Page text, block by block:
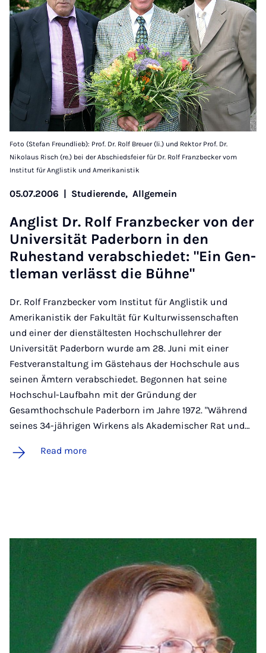
Foto (Stefan Freundlieb): Prof. Dr. Rolf Breuer (li.) und Rektor Prof. Dr.
Nikolaus Risch (re.) bei der Abschiedsfeier für Dr. Rolf Franzbecker vom
Institut für Anglistik und Amerikanistik
05.07.2006 | Studierende, Allgemein
Ang­list Dr. Rolf Fran­zbeck­er von der
Uni­versität Pader­born in den
Ruhest­and ver­ab­schiedet: "Ein Gen­
tle­man ver­lässt die Bühne"
Dr. Rolf Franzbecker vom Institut für Anglistik und
Amerikanistik der Fakultät für Kulturwissenschaften
und einer der dienstältesten Hochschullehrer der
Universität Paderborn wurde am 28. Juni mit einer
Festveranstaltung im Gästehaus der Hochschule aus
seinen Ämtern verabschiedet. Begonnen hat seine
Hochschul-Laufbahn mit der Gründung der
Gesamthochschule Paderborn im Jahre 1972. "Während
seines 34-jährigen Wirkens als Akademischer Rat und…
Read more